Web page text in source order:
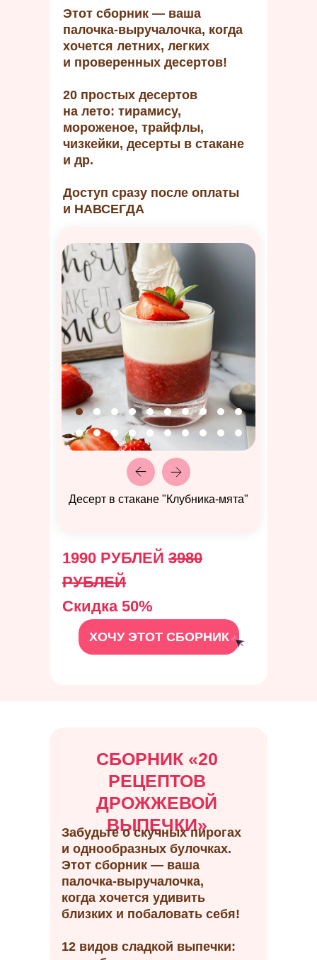
Десерт в стакане "Клубника-мята"
Этот сборник — ваша
палочка-выручалочка, когда
хочется летних, легких
и проверенных десертов!
20 простых десертов
на лето: тирамису,
мороженое, трайфлы,
чизкейки, десерты в стакане
и др.
Доступ сразу после оплаты
и НАВСЕГДА
1990 РУБЛЕЙ 3980
РУБЛЕЙ
Скидка 50%
ХОЧУ ЭТОТ СБОРНИК
СБОРНИК «20
РЕЦЕПТОВ
ДРОЖЖЕВОЙ
ВЫПЕЧКИ»
Забудьте о скучных пирогах
и однообразных булочках.
Этот сборник — ваша
палочка-выручалочка,
когда хочется удивить
близких и побаловать себя!
12 видов сладкой выпечки: